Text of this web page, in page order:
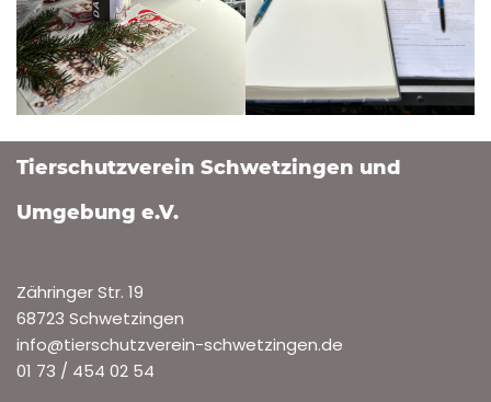
Tierschutzverein Schwetzingen und
Umgebung e.V.
Zähringer Str. 19
68723 Schwetzingen
info@tierschutzverein-schwetzingen.de
01 73 / 454 02 54